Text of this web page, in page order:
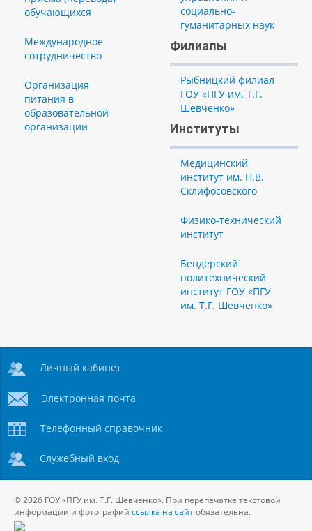
обучающихся
Международное
сотрудничество
Организация
питания в
образовательной
организации
социально-
гуманитарных наук
Филиалы
Рыбницкий филиал
ГОУ «ПГУ им. Т.Г.
Шевченко»
Институты
Медицинский
институт им. Н.В.
Склифосовского
Физико-технический
институт
Бендерский
политехнический
институт ГОУ «ПГУ
им. Т.Г. Шевченко»
Личный кабинет
Электронная почта
Телефонный справочник
Служебный вход
© 2026 ГОУ «ПГУ им. Т.Г. Шевченко». При перепечатке текстовой
информации и фотографий ссылка на сайтобязательна.